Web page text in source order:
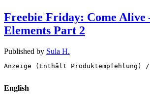
Freebie Friday: Come Alive
Elements Part 2
Published by Sula H.
Anzeige (Enthält Produktempfehlung)
English